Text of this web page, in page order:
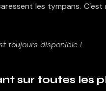
les tympans.
toujours disponible !
sur toutes les